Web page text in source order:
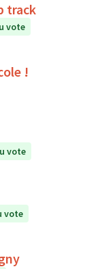
track
vote
!
vote
vote